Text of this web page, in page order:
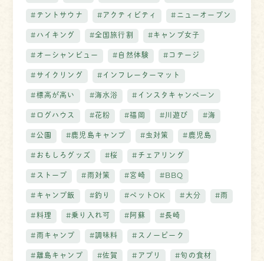
#テントサウナ #アクティビティ #ニューオープン
#ハイキング #全国旅行割 #キャンプ女子
#オーシャンビュー #自然体験 #コテージ
#サイクリング #インフレーターマット
#標高が高い #海水浴 #インスタキャンペーン
#ログハウス #花粉 #福岡 #川遊び #海
#公園 #鹿児島キャンプ #虫対策 #鹿児島
#おもしろグッズ #桜 #チェアリング
#ストーブ #雨対策 #宮崎 #BBQ
#キャンプ飯 #釣り #ペットOK #大分 #雨
#料理 #乗り入れ可 #阿蘇 #長崎
#雨キャンプ #調味料 #スノーピーク
#離島キャンプ #佐賀 #アプリ #旬の食材